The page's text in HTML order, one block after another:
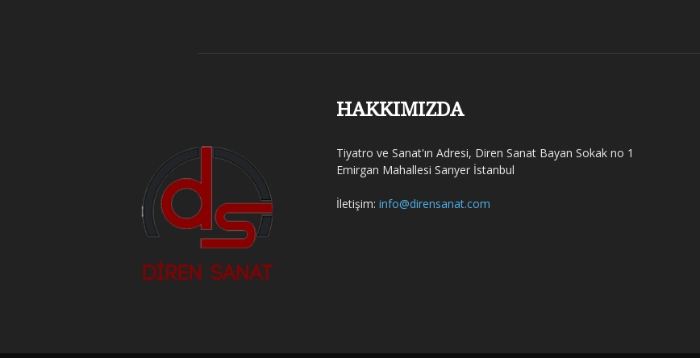
HAKKIMIZDA
Tiyatro ve Sanat'ın Adresi, Diren Sanat Bayan Sokak no 1
Emirgan Mahallesi Sarıyer İstanbul
İletişim: info@dirensanat.com